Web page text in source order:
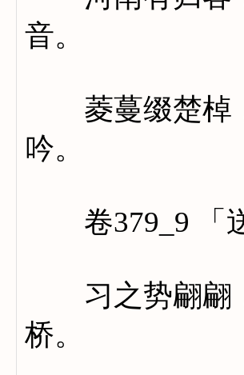
音。
菱蔓缀楚棹，
吟。
卷379_9 「
习之势翩翩，
桥。